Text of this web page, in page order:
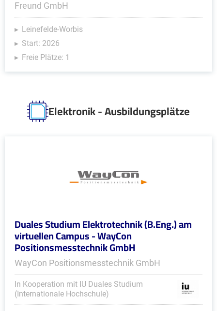
Freund GmbH
Leinefelde-Worbis
Start: 2026
Freie Plätze: 1
Elektronik - Ausbildungsplätze
Duales Studium Elektrotechnik (B.Eng.) am
virtuellen Campus - WayCon
Positionsmesstechnik GmbH
WayCon Positionsmesstechnik GmbH
In Kooperation mit IU Duales Studium
(Internationale Hochschule)